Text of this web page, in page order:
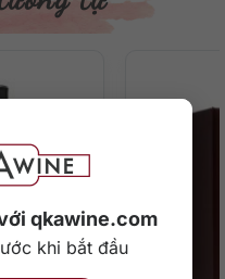
qkawine.com
khi bắt đầu
các loài hoa tươi giữa
biệt của thùng Oloroso